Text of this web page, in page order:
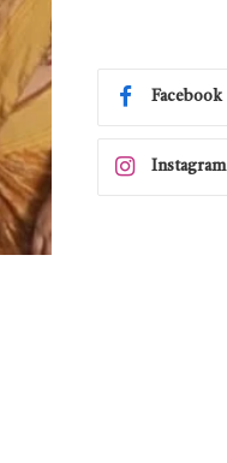
Facebook
Instagram